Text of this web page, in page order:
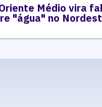
Médio vira
"água" no